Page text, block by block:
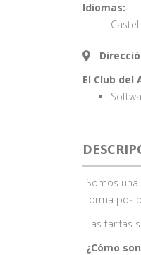
Idiomas:
El Club del
Somos
forma
Las tarifas
¿Cómo